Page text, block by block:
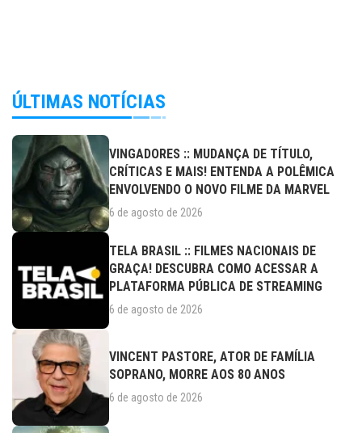
ÚLTIMAS NOTÍCIAS
VINGADORES :: MUDANÇA DE TÍTULO,
CRÍTICAS E MAIS! ENTENDA A POLÊMICA
ENVOLVENDO O NOVO FILME DA MARVEL
6 de agosto de 2026
TELA BRASIL :: FILMES NACIONAIS DE
GRAÇA! DESCUBRA COMO ACESSAR A
PLATAFORMA PÚBLICA DE STREAMING
6 de agosto de 2026
VINCENT PASTORE, ATOR DE FAMÍLIA
SOPRANO, MORRE AOS 80 ANOS
6 de agosto de 2026